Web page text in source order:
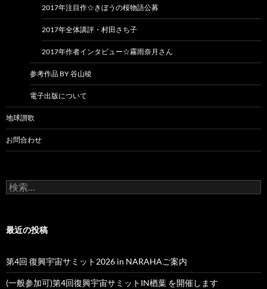
2017年注目作☆きぼうの桜物語公募
2017年全体講評・村田さち子
2017年作者インタビュー☆霧雨奈月さん
参考作品 BY 谷山稜
電子出版について
地球讃歌
お問合わせ
検
索:
最近の投稿
第4回 復興宇宙サミット2026 in NARAHAご案内
(一般参加可)第4回復興宇宙サミットIN楢葉 を開催します